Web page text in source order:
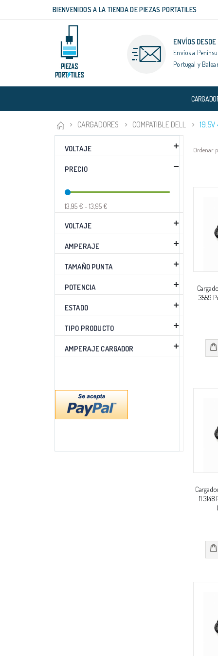
contenido
BIENVENIDOS A LA TIENDA DE PIEZAS PORTATILES
ENVÍOS
Envíos a
Portugal y
CARGADORES COMPATIBLE DELL 19.5V
Ordenar
3559
11
VOLTAJE
PRECIO
13,95 € - 13,95 €
VOLTAJE
AMPERAJE
TAMAÑO PUNTA
POTENCIA
ESTADO
TIPO PRODUCTO
AMPERAJE CARGADOR